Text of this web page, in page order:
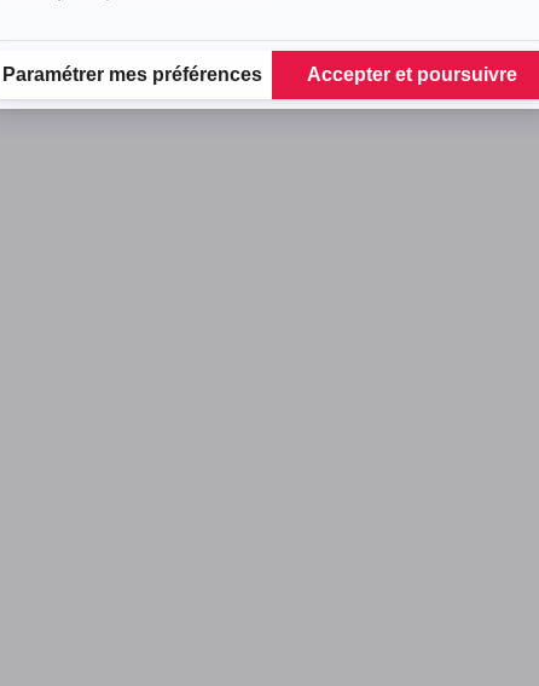
Paramétrer mes préférences Accepter et poursuivre